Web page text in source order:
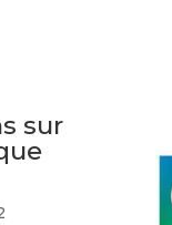
sur